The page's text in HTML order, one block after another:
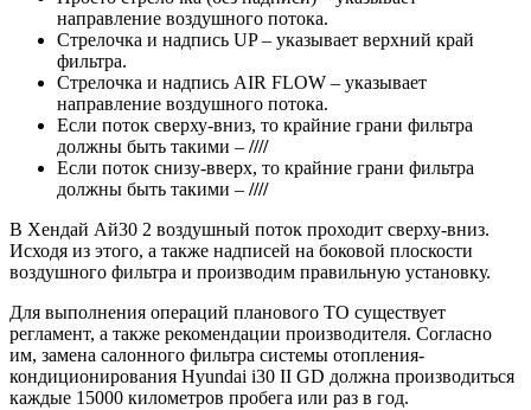
направление воздушного потока.
Стрелочка и надпись UP – указывает верхний край
фильтра.
Стрелочка и надпись AIR FLOW – указывает
направление воздушного потока.
Если поток сверху-вниз, то крайние грани фильтра
должны быть такими – ////
Если поток снизу-вверх, то крайние грани фильтра
должны быть такими – ////
В Хендай Ай30 2 воздушный поток проходит сверху-вниз.
Исходя из этого, а также надписей на боковой плоскости
воздушного фильтра и производим правильную установку.
Для выполнения операций планового ТО существует
регламент, а также рекомендации производителя. Согласно
им, замена салонного фильтра системы отопления-
кондиционирования Hyundai i30 II GD должна производиться
каждые 15000 километров пробега или раз в год.